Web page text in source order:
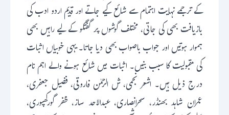
کے ترجمے نہایت اہتمام سے شائع کیے جاتے اور قدیم اردو ادب کی
بازیافت بھی کی جاتی، مختلف گوشوں پر گفتگو کے لیے راہیں بھی
ہموار ہوتیں اور جواب باصواب بھی دیا جاتا۔ یہی خوبیاں اثبات
کی مقبولیت کا سبب بنیں۔ اثبات میں شائع ہونے والے اہم نام
درج ذیل ہیں۔ اشعر نجمی، ش الرحمٰن فاروقی، فضیل جعفری،
عمران شاہد بھنڈر، سحرانصاری، عبدالاحد ساز، ظفر گورکھپوری،